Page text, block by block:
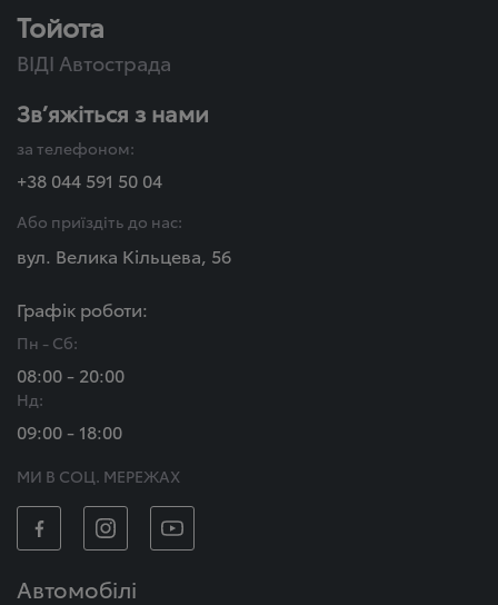
Тойота
ВІДІ Автострада
Зв’яжіться з нами
за телефоном:
+38 044 591 50 04
Або приїздіть до нас:
вул. Велика Кільцева, 56
Графік роботи:
Пн - Сб:
08:00 - 20:00
Нд:
09:00 - 18:00
МИ В СОЦ. МЕРЕЖАХ
Автомобілі